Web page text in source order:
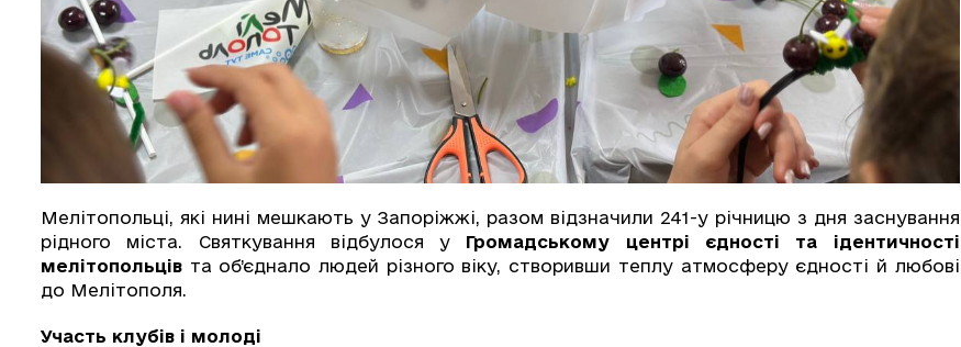
Мелітопольці, які нині мешкають у Запоріжжі, разом відзначили 241-у річницю з дня заснування
рідного міста. Святкування відбулося у Громадському центрі єдності та ідентичності
мелітопольців та об’єднало людей різного віку, створивши теплу атмосферу єдності й любові
до Мелітополя.
Участь клубів і молоді